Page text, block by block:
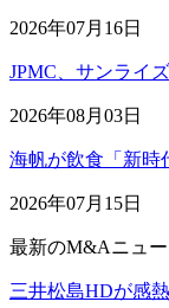
2026年07月16日
JPMC、サンライ
2026年08月03日
海帆が飲食「新時
2026年07月15日
最新のM&Aニュー
三井松島HDが感